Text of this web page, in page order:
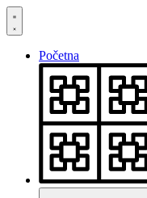
Skočite
na
Početna